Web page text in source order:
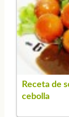
Receta de
cebolla